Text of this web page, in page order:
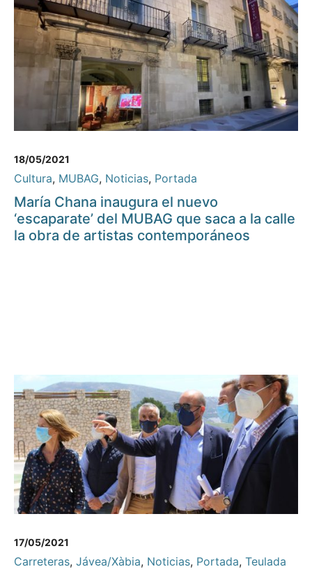
18/05/2021
Cultura, MUBAG, Noticias, Portada
María Chana inaugura el nuevo
‘escaparate’ del MUBAG que saca a la calle
la obra de artistas contemporáneos
17/05/2021
Carreteras, Jávea/Xàbia, Noticias, Portada, Teulada